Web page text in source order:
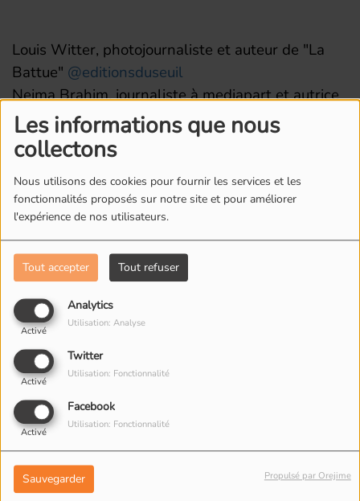
Les informations que nous
collectons
Nous utilisons des cookies pour fournir les services et les
fonctionnalités proposés sur notre site et pour améliorer
l'expérience de nos utilisateurs.
Tout accepter Tout refuser
Analytics
Activé
Utilisation: Analyse
Twitter
Activé
Utilisation: Fonctionnalité
Facebook
Activé
Utilisation: Fonctionnalité
Sauvegarder Propulsé par Orejime
Louis Witter, photojournaliste et auteur de "La
Battue" @editionsduseuil
Nejma Brahim, journaliste à mediapart et autrice
de "2€ de l'heure"@editionsduseuil
Vincent Brengarth, avocat en droit pénal et droit
public.
L'ÉQUIPE DE RADIO M'S